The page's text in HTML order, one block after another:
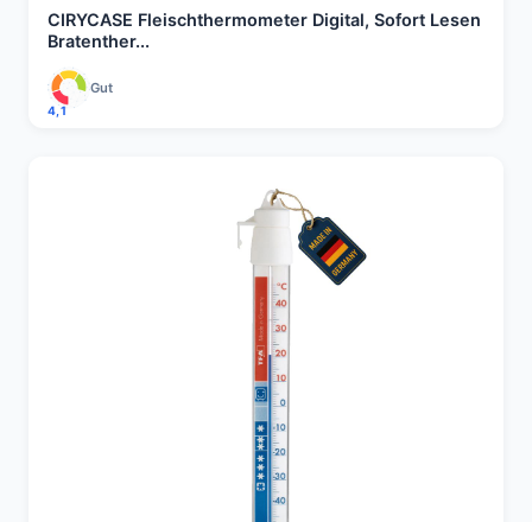
CIRYCASE Fleischthermometer Digital, Sofort Lesen
Bratenther...
4,1
Gut